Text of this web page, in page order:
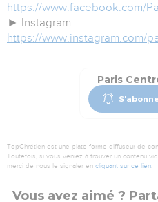
https://www.facebook.com/
► Instagram :
https://www.instagram.com/
Paris
TopChrétien est une plate-forme diffuseur de
Toutefois, si vous veniez à trouver un contenu
merci de nous le signaler en cliquant sur ce lien.
Vous avez aimé ?